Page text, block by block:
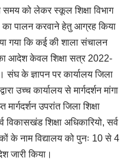
समय को लेकर स्कूल शिक्षा विभाग
पालन करवाने हेतु आग्रह किया
गया कि कई की शाला संचालन
आदेश केवल शिक्षा सत्र 2022-
के ज्ञापन पर कार्यालय जिला
उच्च कार्यालय से मार्गदर्शन मांगा
उपरांत जिला शिक्षा
शिक्षा अधिकारियो, सर्व
के नाम विद्यालय को पुनः 10 से 4
जारी किया।